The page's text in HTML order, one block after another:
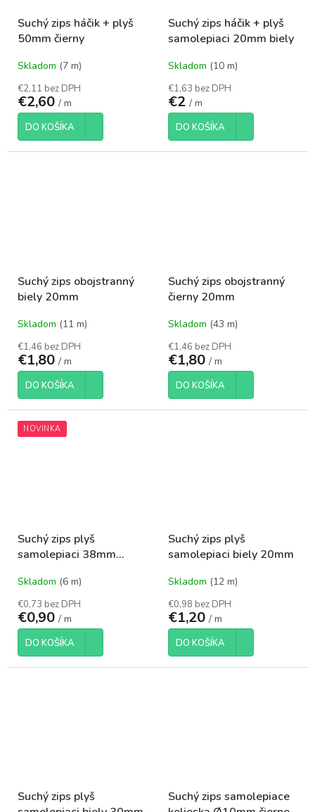
Suchý zips háčik + plyš
50mm čierny
Skladom (7 m)
€2,11 bez DPH
€2,60 / m
DO KOŠÍKA
Suchý zips háčik + plyš
samolepiaci 20mm biely
Skladom (10 m)
€1,63 bez DPH
€2 / m
DO KOŠÍKA
Suchý zips obojstranný
biely 20mm
Skladom (11 m)
€1,46 bez DPH
€1,80 / m
DO KOŠÍKA
Suchý zips obojstranný
čierny 20mm
Skladom (43 m)
€1,46 bez DPH
€1,80 / m
DO KOŠÍKA
NOVINKA
Suchý zips plyš
samolepiaci 38mm
Skladom (6 m)
€0,73 bez DPH
€0,90 / m
DO KOŠÍKA
Suchý zips plyš
samolepiaci biely 20mm
Skladom (12 m)
€0,98 bez DPH
€1,20 / m
DO KOŠÍKA
Suchý zips plyš
Suchý zips samolepiace